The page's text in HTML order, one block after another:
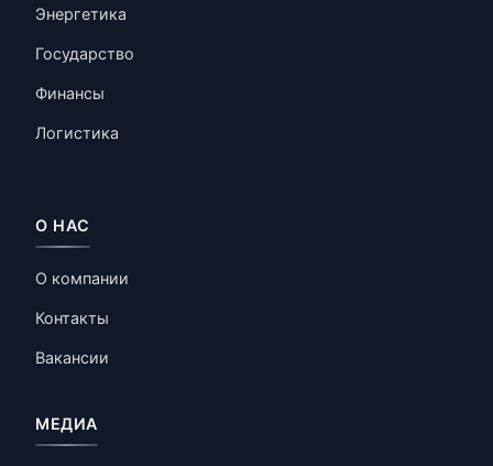
Энергетика
Государство
Финансы
Логистика
О НАС
О компании
Контакты
Вакансии
МЕДИА